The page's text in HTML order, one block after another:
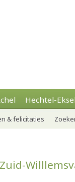
Hechtel-
& felicitaties